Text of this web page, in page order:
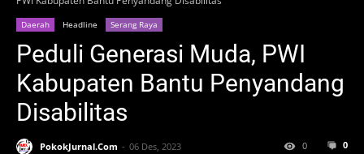
Daerah Headline Serang Raya
Peduli Generasi Muda, PWI
Kabupaten Bantu Penyandang
Disabilitas
PokokJurnal.Com 06 Des, 2023 0
0